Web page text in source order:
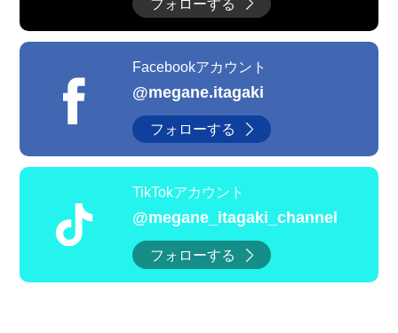
フォローする
Facebookアカウント
@megane.itagaki
フォローする
TikTokアカウント
@megane_itagaki_channel
フォローする